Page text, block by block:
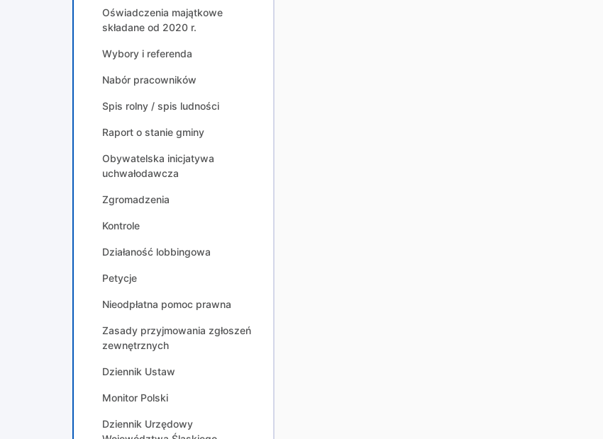
Oświadczenia majątkowe
składane od 2020 r.
Wybory i referenda
Nabór pracowników
Spis rolny / spis ludności
Raport o stanie gminy
Obywatelska inicjatywa
uchwałodawcza
Zgromadzenia
Kontrole
Działaność lobbingowa
Petycje
Nieodpłatna pomoc prawna
Zasady przyjmowania zgłoszeń
zewnętrznych
Dziennik Ustaw
Monitor Polski
Dziennik Urzędowy